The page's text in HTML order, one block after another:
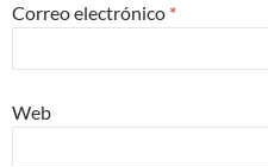
Correo electrónico *
Web